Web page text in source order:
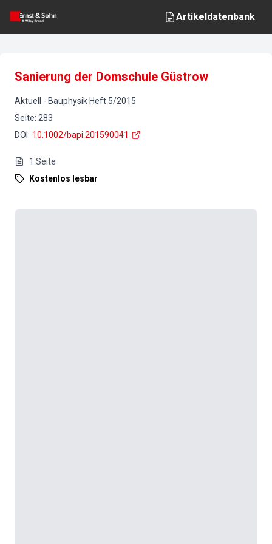
Artikeldatenbank
Sanierung der Domschule Güstrow
Aktuell - Bauphysik Heft 5/2015
Seite: 283
DOI : 10.1002/bapi.201590041
1 Seite
Kostenlos lesbar